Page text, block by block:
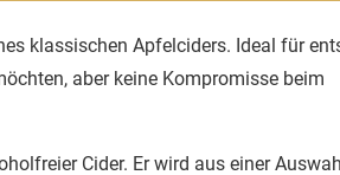
klassischen Apfelciders. Ideal für
aber keine Kompromisse beim
Cider. Er wird aus einer